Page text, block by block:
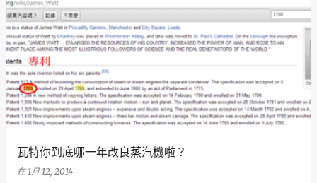
瓦特你到底哪一年改良蒸汽機啦？
在1月 12, 2014